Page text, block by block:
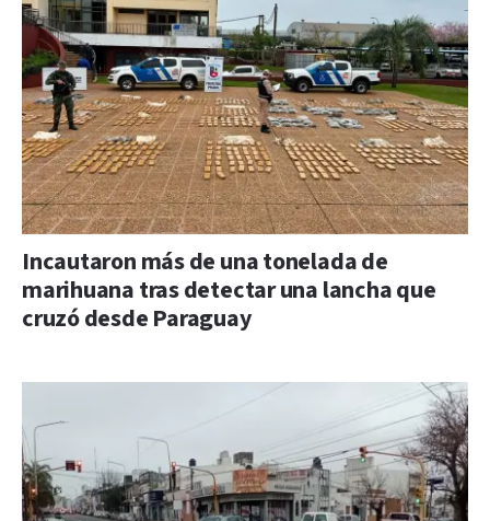
Incautaron más de una tonelada de
marihuana tras detectar una lancha que
cruzó desde Paraguay